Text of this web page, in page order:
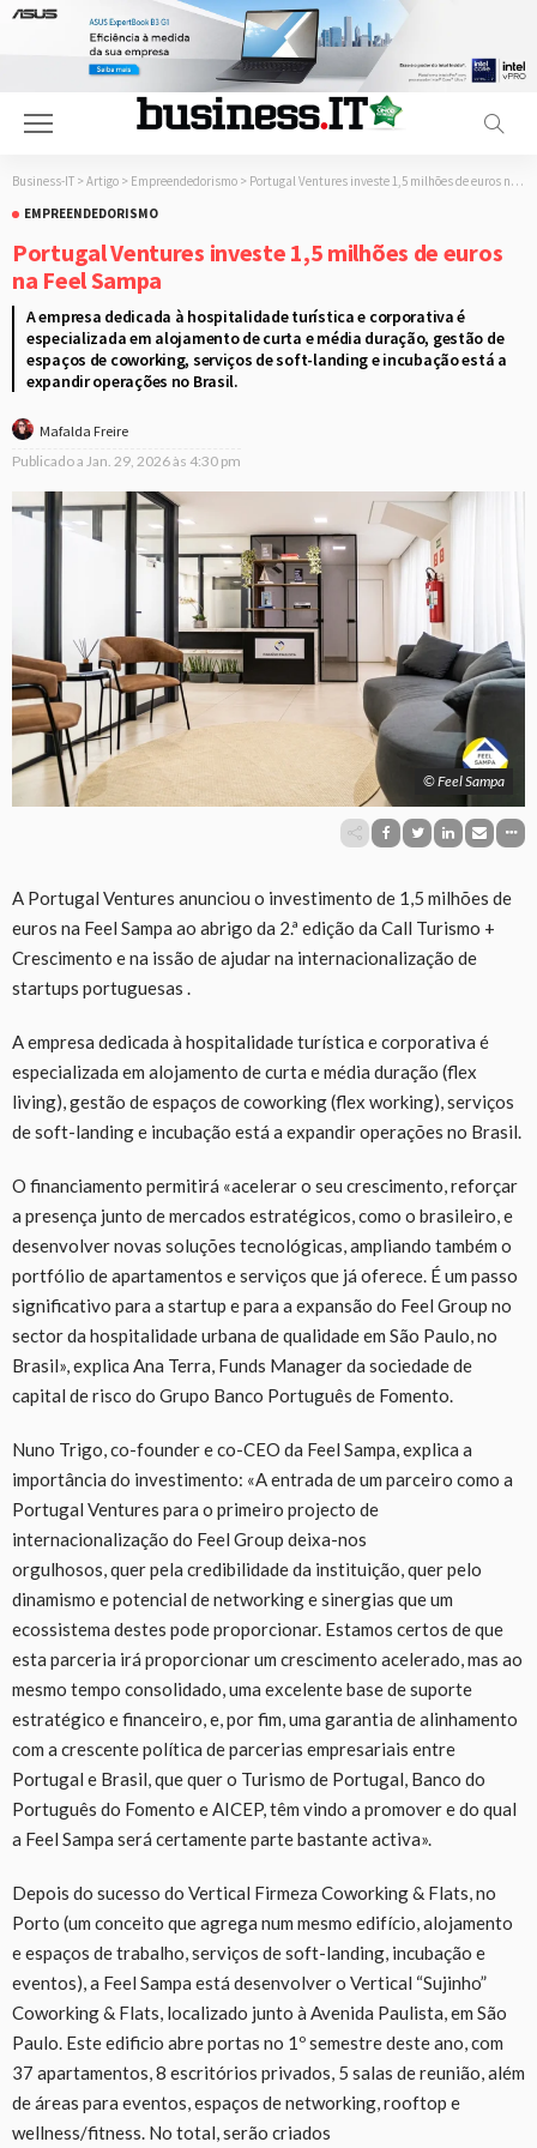
Business-IT > Artigo > Empreendedorismo > Portugal Ventures investe 1,5 milhões de euros na Feel Sampa
EMPREENDEDORISMO
Portugal Ventures investe 1,5 milhões de euros
na Feel Sampa
A empresa dedicada à hospitalidade turística e corporativa é
especializada em alojamento de curta e média duração, gestão de
espaços de coworking, serviços de soft-landing e incubação está a
expandir operações no Brasil.
Mafalda Freire
Publicado a Jan. 29, 2026 às 4:30 pm
© Feel Sampa
A Portugal Ventures anunciou o investimento de 1,5 milhões de
euros na Feel Sampa ao abrigo da 2.ª edição da Call Turismo +
Crescimento e na issão de ajudar na internacionalização de
startups portuguesas .
A empresa dedicada à hospitalidade turística e corporativa é
especializada em alojamento de curta e média duração (flex
living), gestão de espaços de coworking (flex working), serviços
de soft-landing e incubação está a expandir operações no Brasil.
O financiamento permitirá «acelerar o seu crescimento, reforçar
a presença junto de mercados estratégicos, como o brasileiro, e
desenvolver novas soluções tecnológicas, ampliando também o
portfólio de apartamentos e serviços que já oferece. É um passo
significativo para a startup e para a expansão do Feel Group no
sector da hospitalidade urbana de qualidade em São Paulo, no
Brasil», explica Ana Terra, Funds Manager da sociedade de
capital de risco do Grupo Banco Português de Fomento.
Nuno Trigo, co-founder e co-CEO da Feel Sampa, explica a
importância do investimento: «A entrada de um parceiro como a
Portugal Ventures para o primeiro projecto de
internacionalização do Feel Group deixa-nos
orgulhosos, quer pela credibilidade da instituição, quer pelo
dinamismo e potencial de networking e sinergias que um
ecossistema destes pode proporcionar. Estamos certos de que
esta parceria irá proporcionar um crescimento acelerado, mas ao
mesmo tempo consolidado, uma excelente base de suporte
estratégico e financeiro, e, por fim, uma garantia de alinhamento
com a crescente política de parcerias empresariais entre
Portugal e Brasil, que quer o Turismo de Portugal, Banco do
Português do Fomento e AICEP, têm vindo a promover e do qual
a Feel Sampa será certamente parte bastante activa».
Depois do sucesso do Vertical Firmeza Coworking & Flats, no
Porto (um conceito que agrega num mesmo edifício, alojamento
e espaços de trabalho, serviços de soft-landing, incubação e
eventos), a Feel Sampa está desenvolver o Vertical “Sujinho”
Coworking & Flats, localizado junto à Avenida Paulista, em São
Paulo. Este edificio abre portas no 1º semestre deste ano, com
37 apartamentos, 8 escritórios privados, 5 salas de reunião, além
de áreas para eventos, espaços de networking, rooftop e
wellness/fitness. No total, serão criados